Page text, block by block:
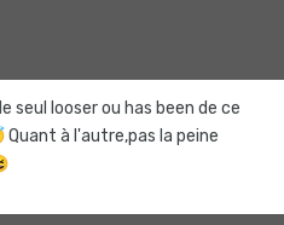
seul looser ou has been de ce
Quant à l'autre,pas la peine